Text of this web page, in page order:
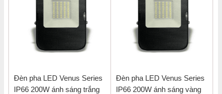
Đèn pha LED Venus Series
IP66 200W ánh sáng trắng
Đèn pha LED Venus Series
IP66 200W ánh sáng vàng